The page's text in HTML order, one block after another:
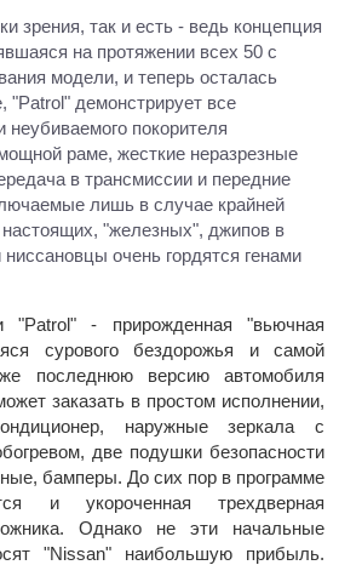
зрения, так и есть - ведь концепция
на протяжении всех 50 с
модели, и теперь осталась
"Patrol" демонстрирует все
неубиваемого покорителя
раме, жесткие неразрезные
в трансмиссии и передние
лишь в случае крайней
"железных", джипов в
очень гордятся генами
- прирожденная "вьючная
сурового бездорожья и самой
последнюю версию автомобиля
заказать в простом исполнении,
наружные зеркала с
две подушки безопасности
бамперы. До сих пор в программе
и укороченная трехдверная
Однако не эти начальные
"Nissan" наибольшую прибыль.